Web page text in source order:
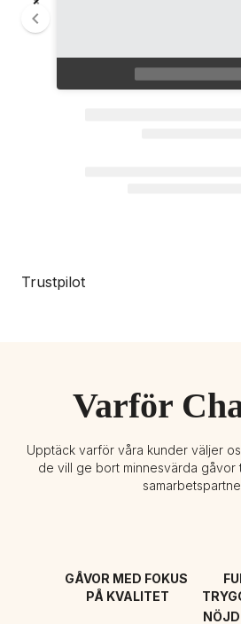
Trustpilot
Varför
Upptäck varför våra kunder väljer
de vill ge bort minnesvärda gåvor
GÅVOR MED FOKUS
PÅ KVALITET